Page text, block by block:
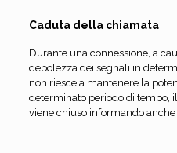
Caduta della chiamata
Durante una connessione, a
debolezza dei segnali in
non riesce a mantenere la
determinato periodo di tempo,
viene chiuso informando anche